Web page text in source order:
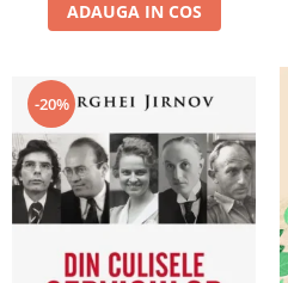
ADAUGA IN COS
-20%